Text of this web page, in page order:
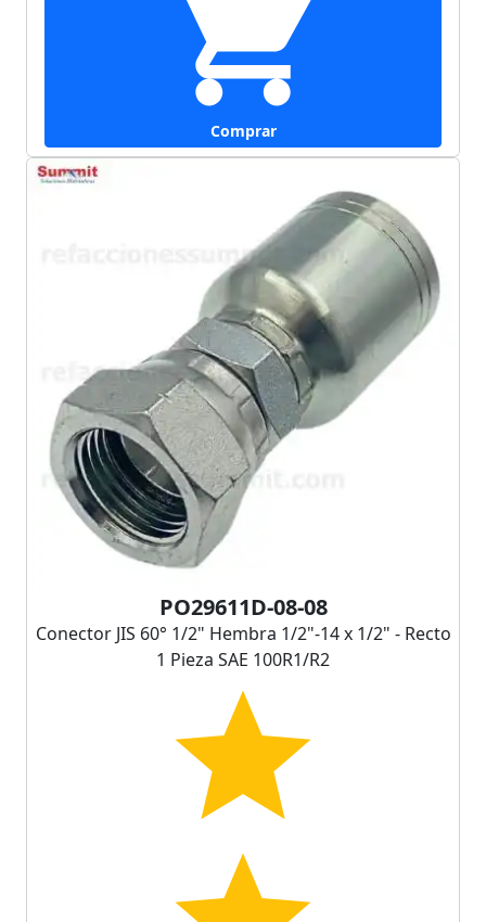
Comprar
PO29611D-08-08
Conector JIS 60° 1/2" Hembra 1/2"-14 x 1/2" - Recto
1 Pieza SAE 100R1/R2